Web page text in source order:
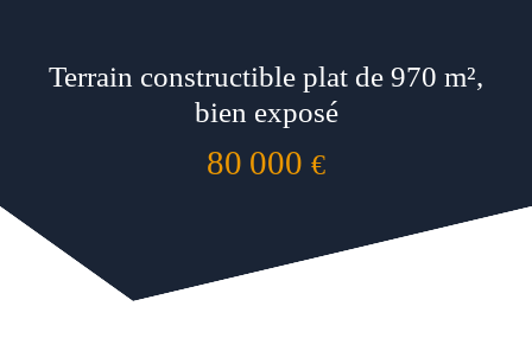
Terrain constructible plat de 970 m²,
bien exposé
80 000 €